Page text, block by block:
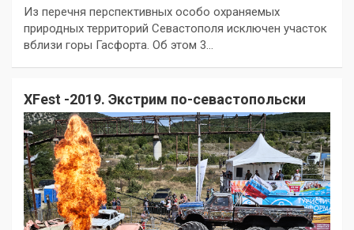
Из перечня перспективных особо охраняемых
природных территорий Севастополя исключен участок
вблизи горы Гасфорта. Об этом 3…
XFest -2019. Экстрим по-севастопольски